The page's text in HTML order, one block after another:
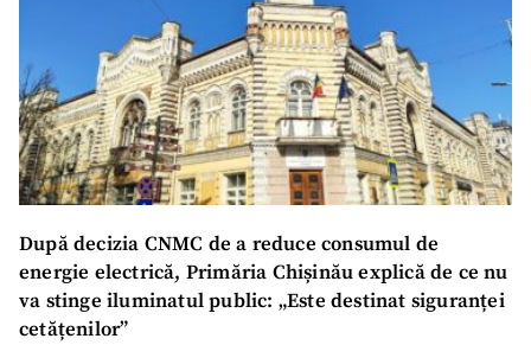
SUSȚINE
După decizia CNMC de a reduce consumul de
energie electrică, Primăria Chișinău explică de ce nu
va stinge iluminatul public: „Este destinat siguranței
cetățenilor”